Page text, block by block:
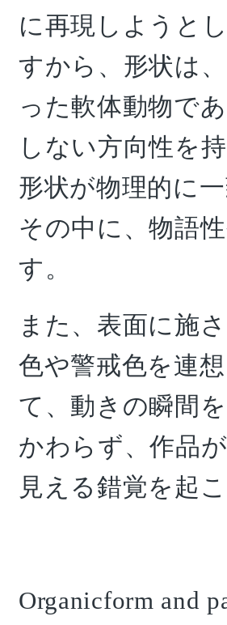
に再現しようと
すから、形状は
った軟体動物で
しない方向性を
形状が物理的に
その中に、物語
す。
また、表面に施
色や警戒色を連
て、動きの瞬間
かわらず、作品
見える錯覚を起
Organicform and